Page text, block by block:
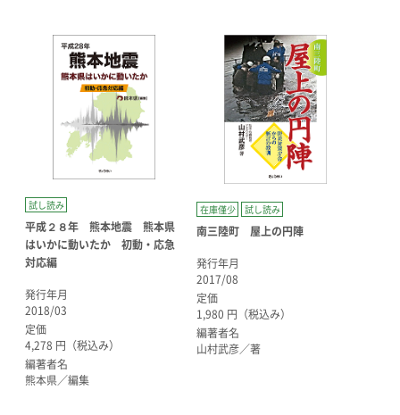
試し読み
平成２８年 熊本地震 熊本県
はいかに動いたか 初動・応急
対応編
発行年月
2018/03
定価
4,278 円（税込み）
編著者名
熊本県／編集
在庫僅少 試し読み
南三陸町 屋上の円陣
発行年月
2017/08
定価
1,980 円（税込み）
編著者名
山村武彦／著